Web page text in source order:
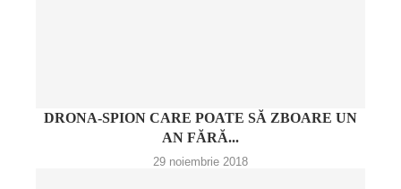
DRONA-SPION CARE POATE SĂ ZBOARE UN
AN FĂRĂ...
29 noiembrie 2018